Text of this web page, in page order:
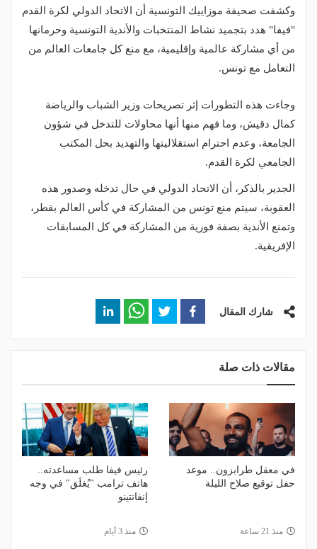
وكشفت صحيفة موزاييك التونسية أن الاتحاد الدولي لكرة القدم
"فيفا" هدد بتجميد نشاط المنتخبات والأندية التونسية وحرمانها
من أي مشاركة عالمية وإقليمية، مع منع كل جامعات العالم من
التعامل مع تونس.
وجاءت هذه التطورات إثر تصريحات وزير الشباب والرياضة
كمال دقيش، وما فهم منها أنها محاولات للتدخل في شؤون
الجامعة، وعدم احترام استقلاليتها والتهديد بحل المكتب
الجامعي لكرة القدم.
الجدير بالذكر، أن الاتحاد الدولي في حال تدخله وصدور هذه
العقوبة، سيتم منع تونس من المشاركة في كأس العالم بقطر،
وتمنع الأندية بصفة فورية من المشاركة في كل المسابقات
الإفريقية.
شارك المقال
مقالات ذات صلة
في معقل طرابزون.. موعد
حفل توقيع صلاح الليلة
منذ 21 ساعة
رئيس فيفا طلب مساعدته..
هاتف ترامب "يُغلَق" في وجه
إنفانتينو
منذ 3 أيام